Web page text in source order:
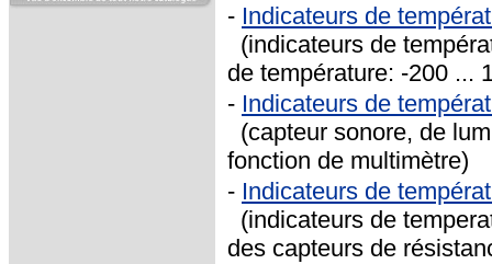
- Indicateurs de
(indicateurs de
de température: -200 ...
- Indicateurs de
(capteur sonore, de
fonction de multimètre)
- Indicateurs de
(indicateurs de
des capteurs de